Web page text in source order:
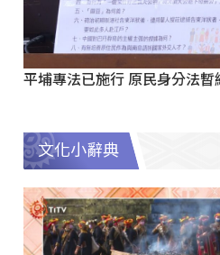
平埔專法已施行 原民身分法暫
文化小辭典